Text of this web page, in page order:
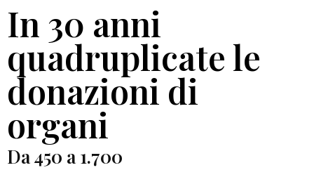
In 30 anni
quadruplicate le
donazioni di
organi
Da 450 a 1.700